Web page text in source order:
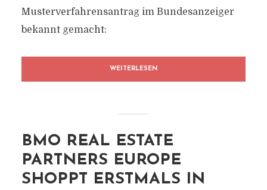
Musterverfahrensantrag im Bundesanzeiger
bekannt gemacht:
WEITERLESEN
BMO REAL ESTATE
PARTNERS EUROPE
SHOPPT ERSTMALS IN